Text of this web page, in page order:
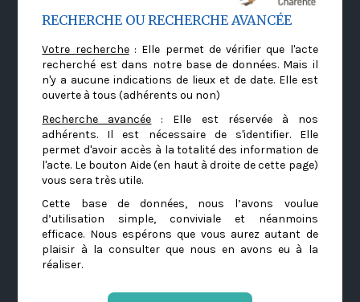
RECHERCHE OU RECHERCHE AVANCÉE
Votre recherche: Elle permet de vérifier que l'acte
recherché est dans notre base de données. Mais il
n'y a aucune indications de lieux et de date. Elle est
ouverte à tous (adhérents ou non)
Recherche avancée : Elle est réservée à nos
adhérents. Il est nécessaire de s'identifier. Elle
permet d'avoir accès à la totalité des information de
l'acte. Le bouton Aide (en haut à droite de cette page)
vous sera très utile.
Cette base de données, nous l’avons voulue
d’utilisation simple, conviviale et néanmoins
efficace. Nous espérons que vous aurez autant de
plaisir à la consulter que nous en avons eu à la
réaliser.